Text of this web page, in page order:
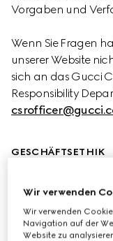
Vorgaben und
Wenn Sie Fragen
unserer Website
sich an das Gucci
Responsibility
GESCHÄFTSETHIK
Ethikkodex
Richtlinie für
verantwortung
Wir verwenden
Wir verwenden
Navigation auf der
Website zu